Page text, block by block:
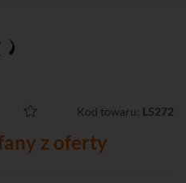
Kod towaru: L5272
z oferty